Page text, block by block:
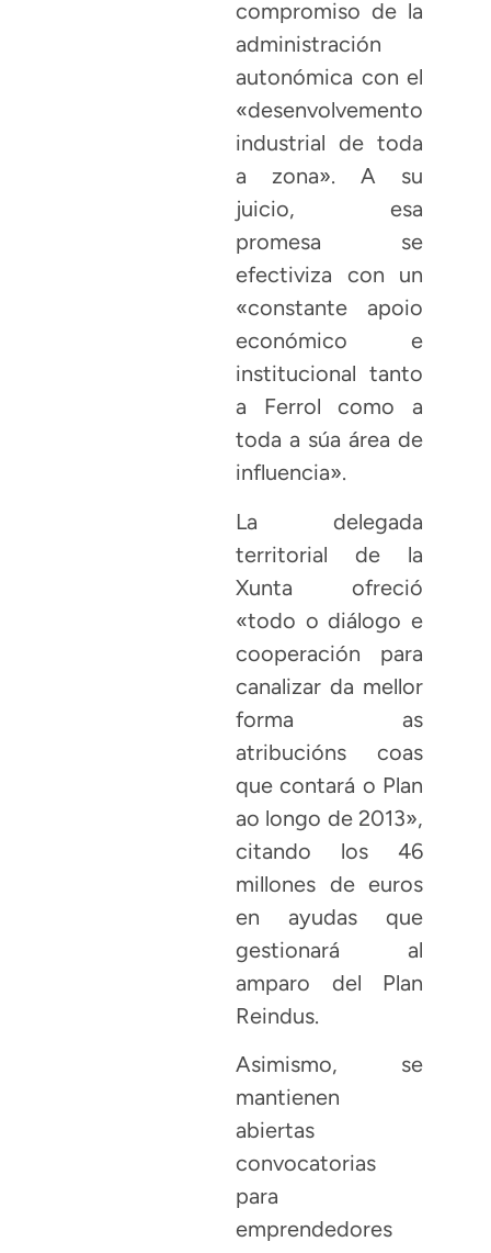
compromiso de la
administración
autonómica con el
«desenvolvemento
industrial de toda
a zona». A su
juicio, esa
promesa se
efectiviza con un
«constante apoio
económico e
institucional tanto
a Ferrol como a
toda a súa área de
influencia».
La delegada
territorial de la
Xunta ofreció
«todo o diálogo e
cooperación para
canalizar da mellor
forma as
atribucións coas
que contará o Plan
ao longo de 2013»,
citando los 46
millones de euros
en ayudas que
gestionará al
amparo del Plan
Reindus.
Asimismo, se
mantienen
abiertas
convocatorias
para
emprendedores